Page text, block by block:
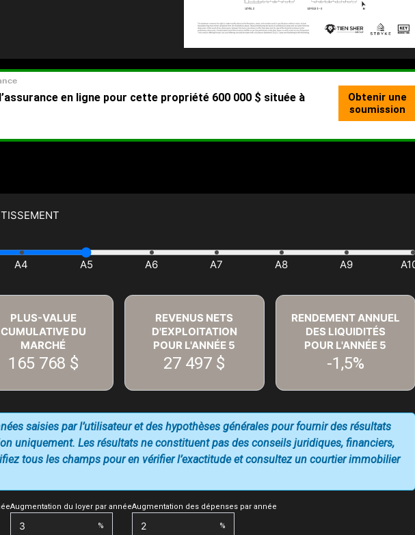
PLUS-VALUE
CUMULATIVE DU
MARCHÉ
165 768 $
REVENUS NETS
D'EXPLOITATION
POUR L'ANNÉE 5
27 497 $
RENDEMENT ANNUEL
DES LIQUIDITÉS
POUR L'ANNÉE 5
-1,5%
Augmentation du loyer par année
%
Augmentation des dépenses par année
%
saisies par l’utilisateur et des hypothèses générales pour fournir des résultats
uniquement. Les résultats ne constituent pas des conseils juridiques, financiers,
tous les champs pour en vérifier l’exactitude et consultez un courtier immobilier